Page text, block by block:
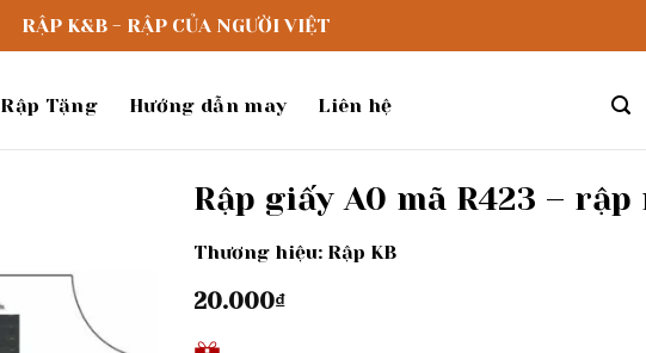
RẬP K&B - RẬP CỦA NGƯỜI VIỆT
Rập Tặng Hướng dẫn may Liên hệ
wishlist
Rập giấy A0 mã R423 – rập
Thương hiệu: Rập KB
20.000₫